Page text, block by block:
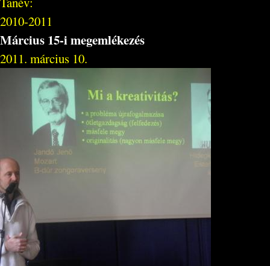
2010-2011
Március 15-i megemlékezés
2011. március 10.